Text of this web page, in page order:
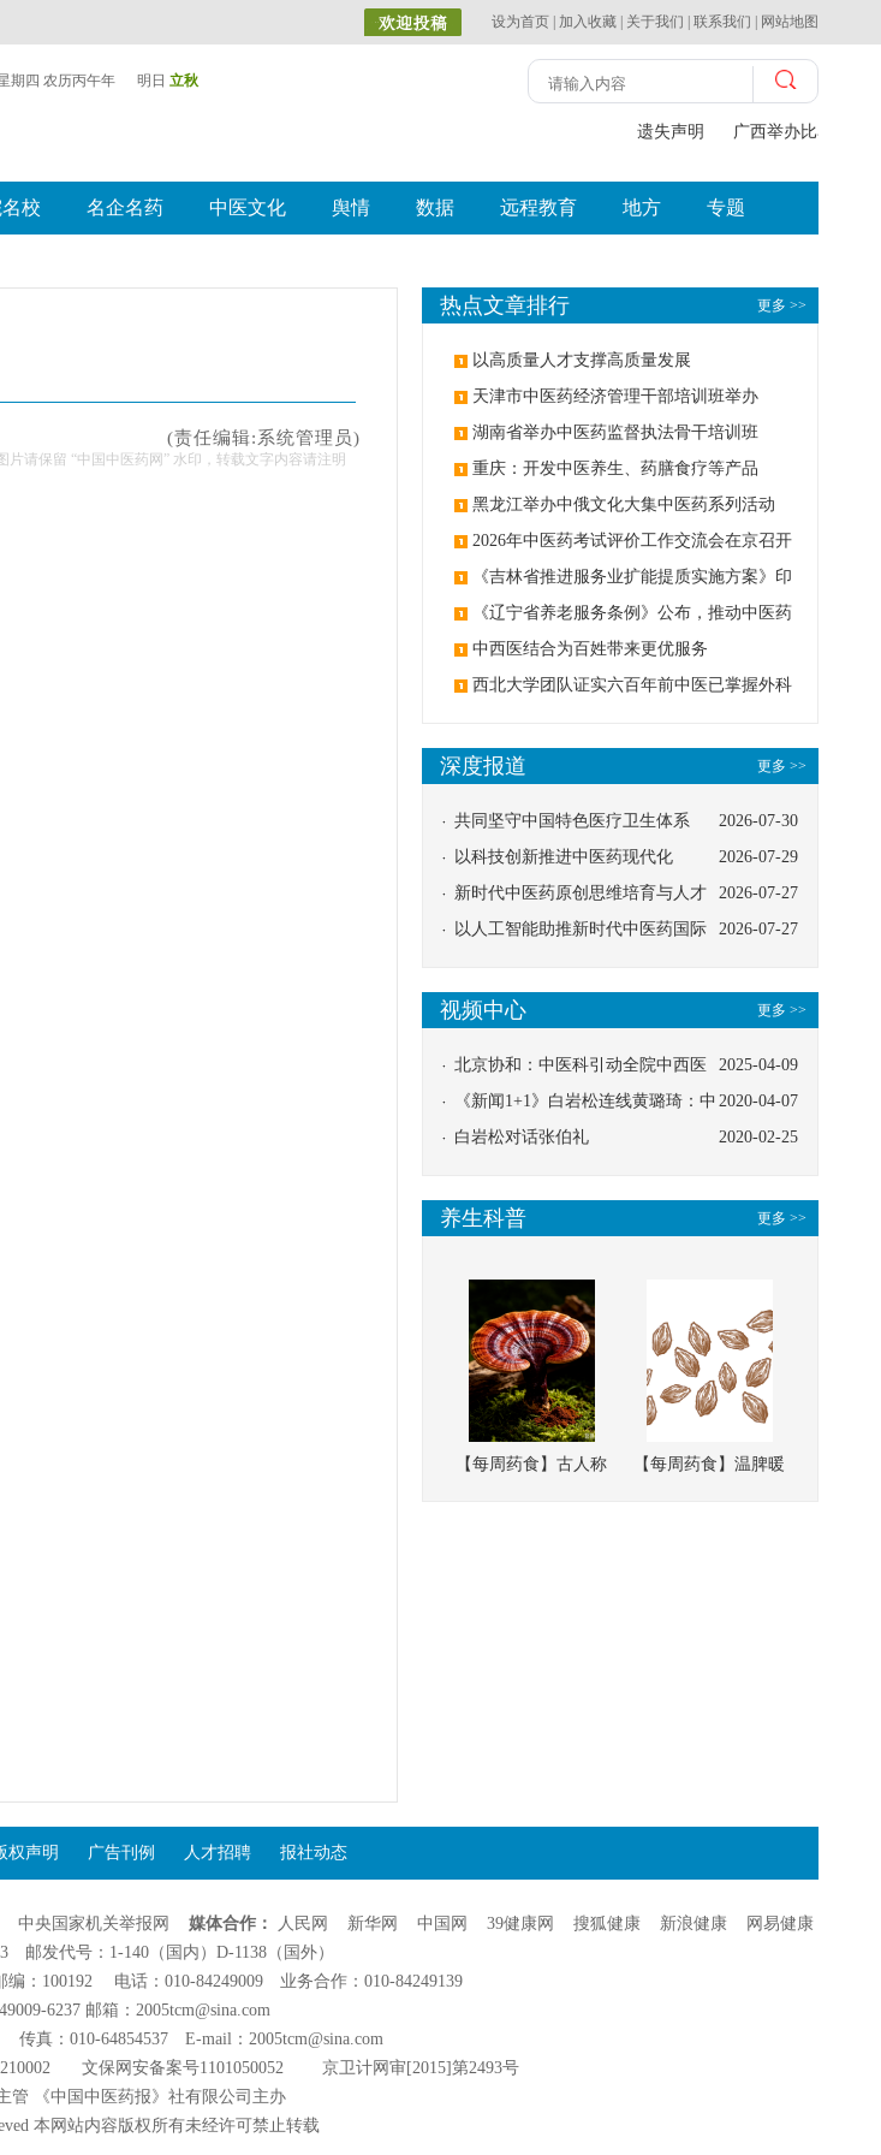
设为首页 加入收藏 关于我们 联系我们 网站地图
期四 农历丙午年 明日 立秋
遗失声明 广西举办比赛探索
校 名企名药 中医文化 舆情 数据 远程教育 地方 专题
(责任编辑:系统管理员)
请保留 “中国中医药网” 水印，转载文字内容请注明
更多 >>
热点文章排行
以高质量人才支撑高质量发展
天津市中医药经济管理干部培训班举办
湖南省举办中医药监督执法骨干培训班
重庆：开发中医养生、药膳食疗等产品
黑龙江举办中俄文化大集中医药系列活动
2026年中医药考试评价工作交流会在京召开
《吉林省推进服务业扩能提质实施方案》印
发：创建中医类国家医学中心
《辽宁省养老服务条例》公布，推动中医药
与养老融合发展
中西医结合为百姓带来更优服务
西北大学团队证实六百年前中医已掌握外科
更多 >>
深度报道
2026-07-30
共同坚守中国特色医疗卫生体系
2026-07-29
以科技创新推进中医药现代化
2026-07-27
新时代中医药原创思维培育与人才
发展路径探索
2026-07-27
以人工智能助推新时代中医药国际
更多 >>
视频中心
2025-04-09
北京协和：中医科引动全院中西医
协同
2020-04-07
《新闻1+1》白岩松连线黄璐琦：中
医救治的临床效果
2020-02-25
白岩松对话张伯礼
更多 >>
养生科普
【每周药食】古人称
【每周药食】温脾暖
权声明 广告刊例 人才招聘 报社动态
中央国家机关举报网 媒体合作： 人民网 新华网 中国网 39健康网 搜狐健康 新浪健康
网易健康
邮发代号：1-140（国内）D-1138（国外）
：100192 电话：010-84249009 业务合作：010-84249139
6237 邮箱：2005tcm@sina.com
传真：010-64854537 E-mail：2005tcm@sina.com
文保网安备案号1101050052 京卫计网审[2015]第2493号
管 《中国中医药报》社有限公司主办
本网站内容版权所有未经许可禁止转载